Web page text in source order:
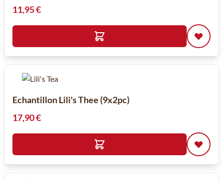
11,95 €
Echantillon Lili's Thee (9x2pc)
17,90 €